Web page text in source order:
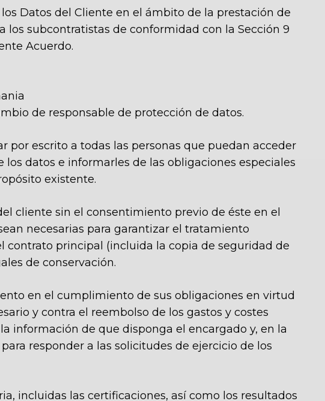
Datos del Cliente en el ámbito de la prestación de
subcontratistas de conformidad con la Sección 9
Acuerdo.
de responsable de protección de datos.
por escrito a todas las personas que puedan acceder
datos e informarles de las obligaciones especiales
existente.
cliente sin el consentimiento previo de éste en el
necesarias para garantizar el tratamiento
contrato principal (incluida la copia de seguridad de
de conservación.
en el cumplimiento de sus obligaciones en virtud
y contra el reembolso de los gastos y costes
información de que disponga el encargado y, en la
responder a las solicitudes de ejercicio de los
incluidas las certificaciones, así como los resultados